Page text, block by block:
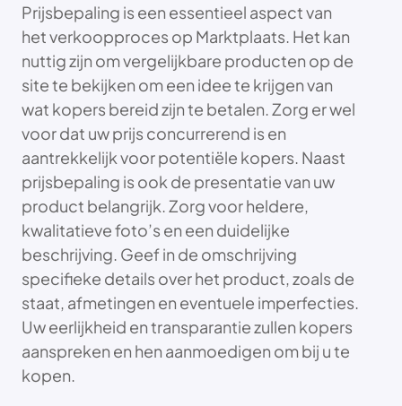
Prijsbepaling is een essentieel aspect van
het verkoopproces op Marktplaats. Het kan
nuttig zijn om vergelijkbare producten op de
site te bekijken om een idee te krijgen van
wat kopers bereid zijn te betalen. Zorg er wel
voor dat uw prijs concurrerend is en
aantrekkelijk voor potentiële kopers. Naast
prijsbepaling is ook de presentatie van uw
product belangrijk. Zorg voor heldere,
kwalitatieve foto’s en een duidelijke
beschrijving. Geef in de omschrijving
specifieke details over het product, zoals de
staat, afmetingen en eventuele imperfecties.
Uw eerlijkheid en transparantie zullen kopers
aanspreken en hen aanmoedigen om bij u te
kopen.